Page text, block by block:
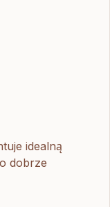
idealną
dobrze